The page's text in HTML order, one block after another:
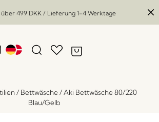
über 499 DKK / Lieferung 1-4 Werktage
/ Bettwäsche/ Aki Bettwäsche 80/220
Blau/Gelb